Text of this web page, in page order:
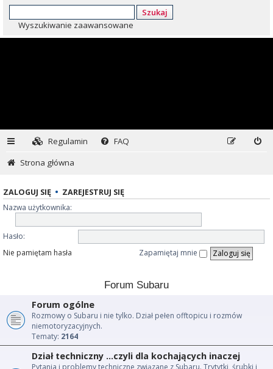
Szukaj
Wyszukiwanie zaawansowane
Regulamin
FAQ
Strona główna
ZALOGUJ SIĘ • ZAREJESTRUJ SIĘ
Nazwa użytkownika:
Hasło:
Nie pamiętam hasła
Zapamiętaj mnie
Forum Subaru
Forum ogólne
Rozmowy o Subaru i nie tylko. Dział pełen offtopicu i rozmów
niemotoryzacyjnych.
Tematy: 2164
Dział techniczny ...czyli dla kochających inaczej